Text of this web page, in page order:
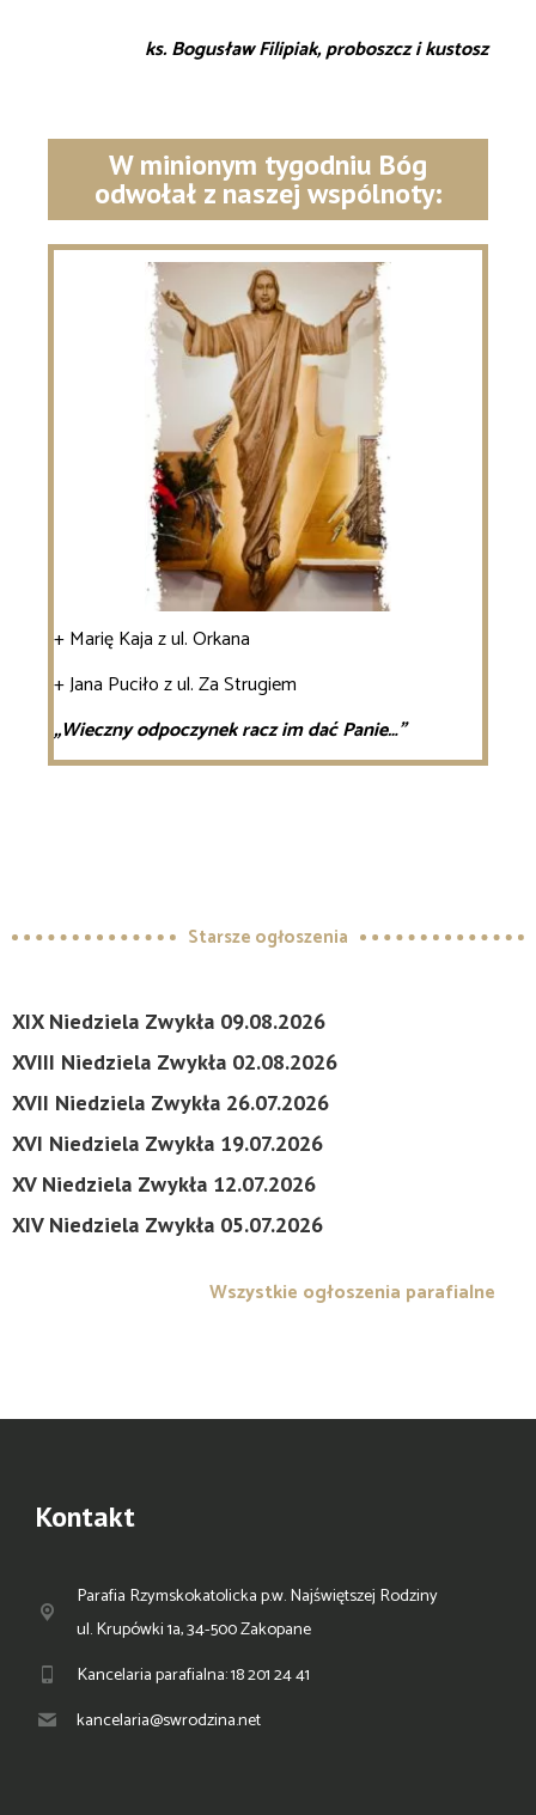
ks. Bogusław Filipiak, proboszcz i kustosz
W minionym tygodniu Bóg
odwołał z naszej wspólnoty:
+ Marię Kaja z ul. Orkana
+ Jana Puciło z ul. Za Strugiem
„Wieczny odpoczynek racz im dać Panie…”
Starsze ogłoszenia
XIX Niedziela Zwykła 09.08.2026
XVIII Niedziela Zwykła 02.08.2026
XVII Niedziela Zwykła 26.07.2026
XVI Niedziela Zwykła 19.07.2026
XV Niedziela Zwykła 12.07.2026
XIV Niedziela Zwykła 05.07.2026
Wszystkie ogłoszenia parafialne
Kontakt
Parafia Rzymskokatolicka p.w. Najświętszej Rodziny
ul. Krupówki 1a, 34-500 Zakopane
Kancelaria parafialna: 18 201 24 41
kancelaria@swrodzina.net